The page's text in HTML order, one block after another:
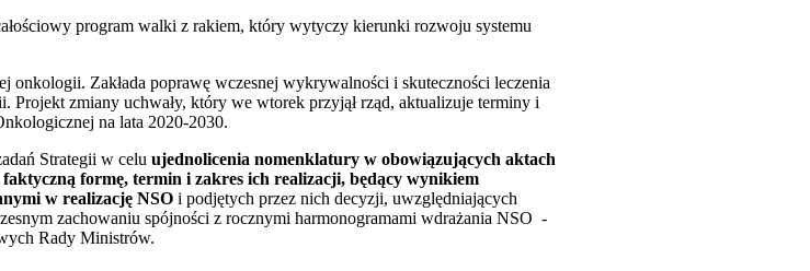
program walki z rakiem, który wytyczy kierunki rozwoju systemu
Zakłada poprawę wczesnej wykrywalności i skuteczności leczenia
zmiany uchwały, który we wtorek przyjął rząd, aktualizuje terminy i
na lata 2020-2030.
Strategii w celu ujednolicenia nomenklatury w obowiązujących aktach
formę, termin i zakres ich realizacji, będący wynikiem
w realizację NSO i podjętych przez nich decyzji, uwzględniających
zachowaniu spójności z rocznymi harmonogramami wdrażania NSO -
Rady Ministrów.